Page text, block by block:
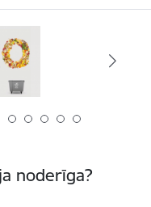
noderīga?